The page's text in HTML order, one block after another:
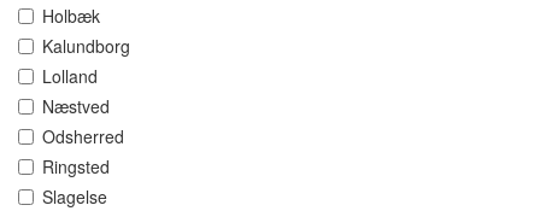
Holbæk
Kalundborg
Lolland
Næstved
Odsherred
Ringsted
Slagelse